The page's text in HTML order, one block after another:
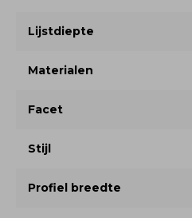
Lijstdiepte
Materialen
Facet
Stijl
Profiel breedte